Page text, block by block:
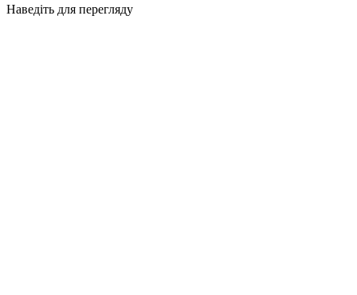
Наведіть для перегляду